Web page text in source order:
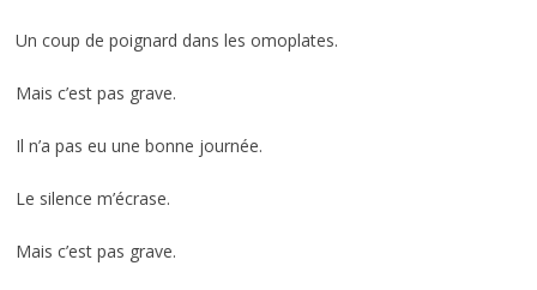
Un coup de poignard dans les omoplates.
Mais c’est pas grave.
Il n’a pas eu une bonne journée.
Le silence m’écrase.
Mais c’est pas grave.